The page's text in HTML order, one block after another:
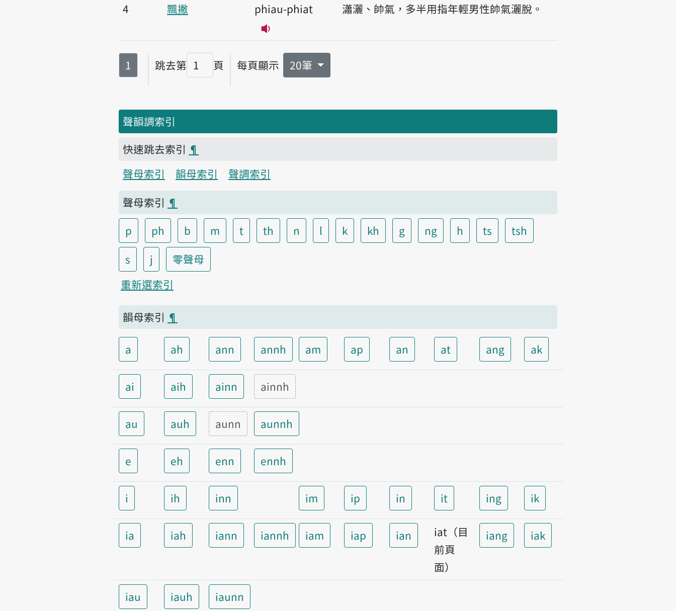
4
飄撇 phiau-phiat
播放音讀phiau-phiat
瀟灑、帥氣，多半用指年輕男性帥氣灑脫。
第
1 跳去第
頁碼
頁 每頁顯示 20筆
聲韻調索引
快速跳去索引 ¶
聲母索引
韻母索引
聲調索引
聲母索引 ¶
p
ph b m t th n l k kh g ng h ts
tsh
s
j
零聲母
重新選索引
韻母索引 ¶
a ah ann annh am ap an at ang ak
ai aih ainn ainnh
au auh aunn aunnh
e eh enn ennh
i ih inn im ip in it ing ik
ia iah iann iannh iam iap ian
iat（目
前頁
面）
iang iak
iau iauh iaunn